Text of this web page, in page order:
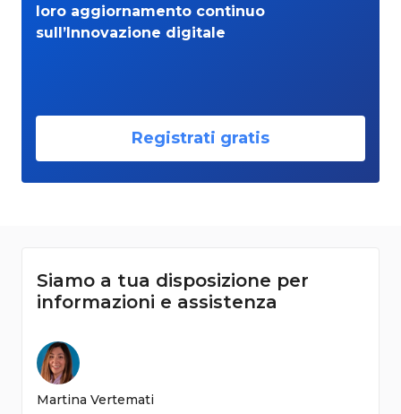
loro aggiornamento continuo
sull’Innovazione digitale
Registrati gratis
Siamo a tua disposizione per
informazioni e assistenza
Martina Vertemati